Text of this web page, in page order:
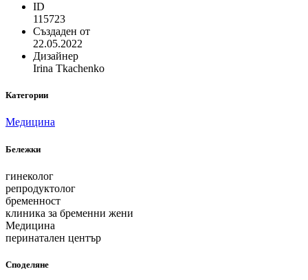
ID
115723
Създаден от
22.05.2022
Дизайнер
Irina Tkachenko
Категории
Медицина
Бележки
гинеколог
репродуктолог
бременност
клиника за бременни жени
Медицина
перинатален център
Споделяне